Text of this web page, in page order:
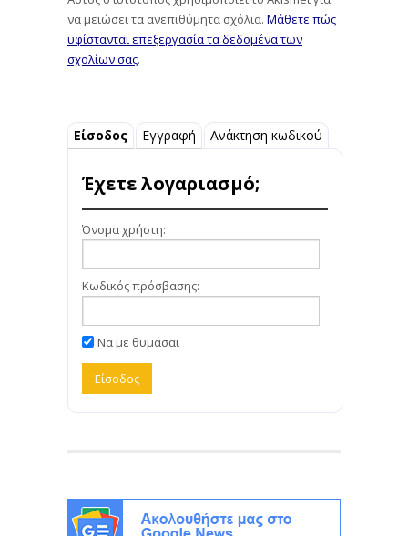
να μειώσει τα ανεπιθύμητα σχόλια. Μάθετε πώς
υφίστανται επεξεργασία τα δεδομένα των
σχολίων σας.
Είσοδος Εγγραφή Ανάκτηση κωδικού
Έχετε λογαριασμό;
Όνομα χρήστη:
Κωδικός πρόσβασης:
Να με θυμάσαι